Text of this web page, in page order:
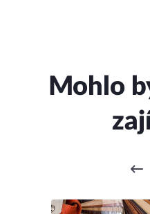
Mohlo